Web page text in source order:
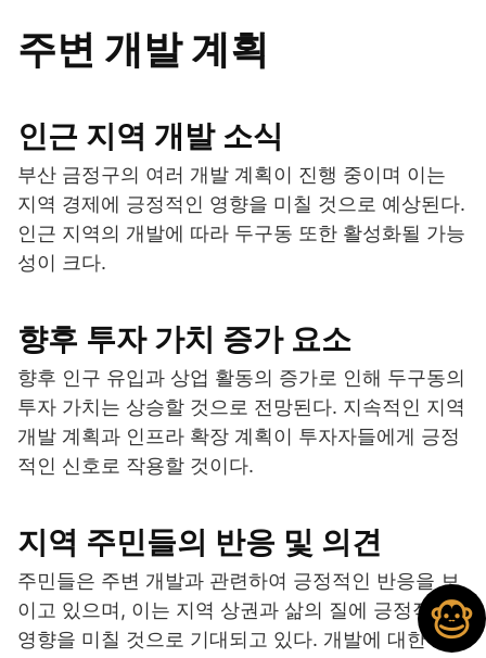
주변 개발 계획
인근 지역 개발 소식
부산 금정구의 여러 개발 계획이 진행 중이며 이는
지역 경제에 긍정적인 영향을 미칠 것으로 예상된다.
인근 지역의 개발에 따라 두구동 또한 활성화될 가능
성이 크다.
향후 투자 가치 증가 요소
향후 인구 유입과 상업 활동의 증가로 인해 두구동의
투자 가치는 상승할 것으로 전망된다. 지속적인 지역
개발 계획과 인프라 확장 계획이 투자자들에게 긍정
적인 신호로 작용할 것이다.
지역 주민들의 반응 및 의견
주민들은 주변 개발과 관련하여 긍정적인 반응을 보
이고 있으며, 이는 지역 상권과 삶의 질에 긍정적인
영향을 미칠 것으로 기대되고 있다. 개발에 대한 지